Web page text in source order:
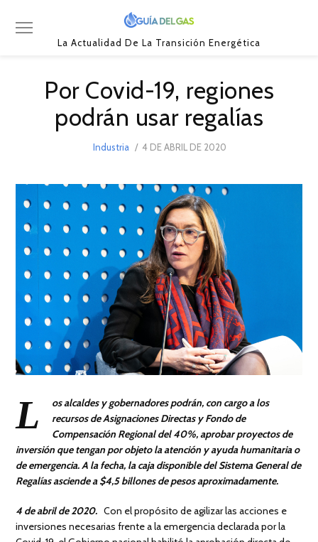
La Actualidad De La Transición Energética
Por Covid-19, regiones
podrán usar regalías
Industria
POSTED
4 DE ABRIL DE 2020
DE
L
os alcaldes y gobernadores podrán, con cargo a los
recursos de Asignaciones Directas y Fondo de
Compensación Regional del 40%, aprobar proyectos de
inversión que tengan por objeto la atención y ayuda humanitaria o
de emergencia. A la fecha, la caja disponible del Sistema General de
Regalías asciende a $4,5 billones de pesos aproximadamente.
4 de abril de 2020. Con el propósito de agilizar las acciones e
inversiones necesarias frente a la emergencia declarada por la